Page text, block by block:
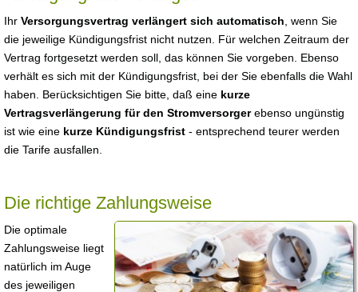
Ihr Versorgungsvertrag verlängert sich automatisch , wenn Sie
die jeweilige Kündigungsfrist nicht nutzen. Für welchen Zeitraum der
Vertrag fortgesetzt werden soll, das können Sie vorgeben. Ebenso
verhält es sich mit der Kündigungsfrist, bei der Sie ebenfalls die Wahl
haben. Berücksichtigen Sie bitte, daß eine kurze
Vertragsverlängerung für den Stromversorgerebenso ungünstig
ist wie eine kurze Kündigungsfrist - entsprechend teurer werden
die Tarife ausfallen.
Die richtige Zahlungsweise
Die optimale
Zahlungsweise liegt
natürlich im Auge
des jeweiligen